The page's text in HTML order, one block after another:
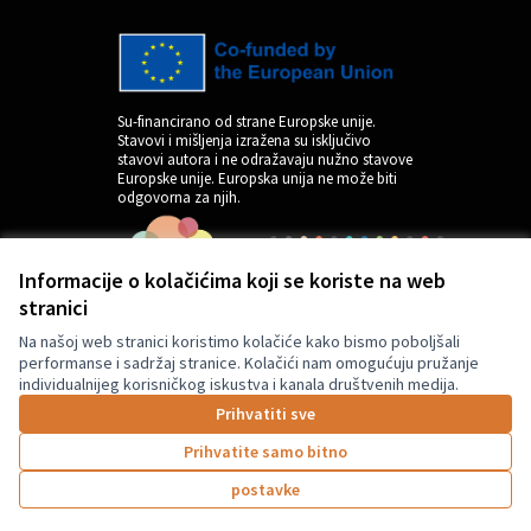
Informacije o kolačićima koji se koriste na web
stranici
Na našoj web stranici koristimo kolačiće kako bismo poboljšali
performanse i sadržaj stranice. Kolačići nam omogućuju pružanje
individualnijeg korisničkog iskustva i kanala društvenih medija.
Prihvatiti sve
Prihvatite samo bitno
postavke
Su-financirano od strane Europske unije.
Stavovi i mišljenja izražena su isključivo
stavovi autora i ne odražavaju nužno stavove
Europske unije. Europska unija ne može biti
odgovorna za njih.
by